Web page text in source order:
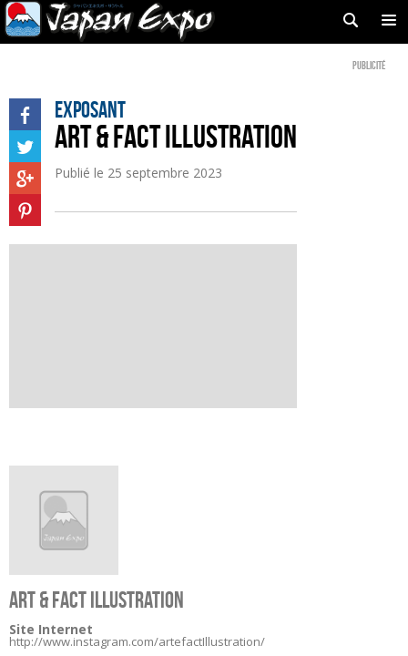
Publicité
Exposant
ART & FACT ILLUSTRATION
Publié le 25 septembre 2023
ART & FACT ILLUSTRATION
Site Internet
http://www.instagram.com/artefactIllustration/